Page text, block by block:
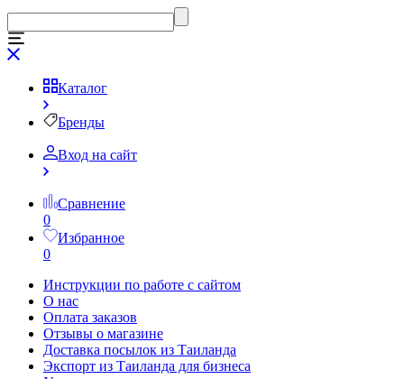
Каталог
Бренды
Вход на сайт
Сравнение
0
Избранное
0
Инструкции по работе с сайтом
О нас
Оплата заказов
Отзывы о магазине
Доставка посылок из Таиланда
Экспорт из Таиланда для бизнеса